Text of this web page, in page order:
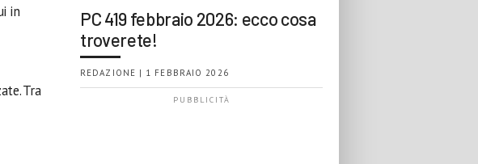
in
Tra
PC 419 febbraio 2026: ecco cosa
troverete!
REDAZIONE | 1 FEBBRAIO 2026